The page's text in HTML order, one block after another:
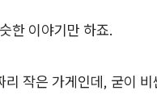
한 이야기만 하죠.
리 작은 가게인데, 굳이